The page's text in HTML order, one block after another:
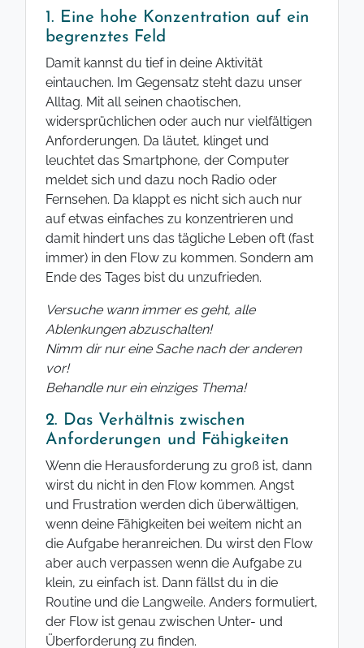
1. Eine hohe Konzentration auf ein
begrenztes Feld
Damit kannst du tief in deine Aktivität
eintauchen. Im Gegensatz steht dazu unser
Alltag. Mit all seinen chaotischen,
widersprüchlichen oder auch nur vielfältigen
Anforderungen. Da läutet, klinget und
leuchtet das Smartphone, der Computer
meldet sich und dazu noch Radio oder
Fernsehen. Da klappt es nicht sich auch nur
auf etwas einfaches zu konzentrieren und
damit hindert uns das tägliche Leben oft (fast
immer) in den Flow zu kommen. Sondern am
Ende des Tages bist du unzufrieden.
Versuche wann immer es geht, alle
Ablenkungen abzuschalten!
Nimm dir nur eine Sache nach der anderen
vor!
Behandle nur ein einziges Thema!
2. Das Verhältnis zwischen
Anforderungen und Fähigkeiten
Wenn die Herausforderung zu groß ist, dann
wirst du nicht in den Flow kommen. Angst
und Frustration werden dich überwältigen,
wenn deine Fähigkeiten bei weitem nicht an
die Aufgabe heranreichen. Du wirst den Flow
aber auch verpassen wenn die Aufgabe zu
klein, zu einfach ist. Dann fällst du in die
Routine und die Langweile. Anders formuliert,
der Flow ist genau zwischen Unter- und
Überforderung zu finden.